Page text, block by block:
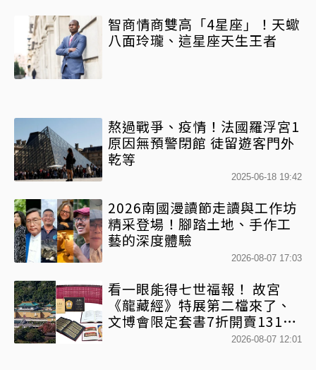
智商情商雙高「4星座」！天蠍
八面玲瓏、這星座天生王者
熬過戰爭、疫情！法國羅浮宮1
原因無預警閉館 徒留遊客門外
乾等
2025-06-18 19:42
2026南國漫讀節走讀與工作坊
精采登場！腳踏土地、手作工
藝的深度體驗
2026-08-07 17:03
看一眼能得七世福報！ 故宮
《龍藏經》特展第二檔來了、
文博會限定套書7折開賣131萬
網驚：貧窮限制想像2026-08-07 12:01